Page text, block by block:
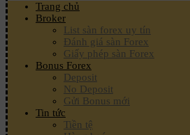
Trang chủ
Broker
List sàn forex uy tín
Đánh giá sàn Forex
Giấy phép sàn Forex
Bonus Forex
Deposit
No Deposit
Gửi Bonus mới
Tin tức
Tiền tệ